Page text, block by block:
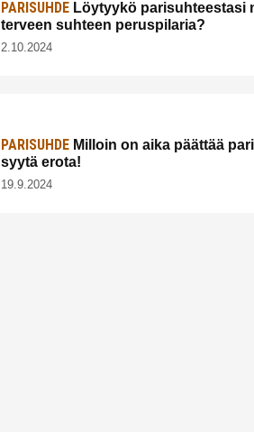
PARISUHDE Löytyykö parisuhteestasi
terveen suhteen peruspilaria?
2.10.2024
PARISUHDE Milloin on aika päättää
syytä erota!
19.9.2024